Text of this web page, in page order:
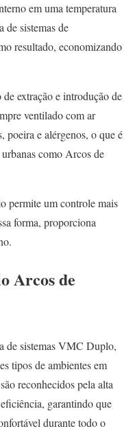
em uma temperatura
de sistemas de
resultado, economizando
extração e introdução de
ventilado com ar
e alérgenos, o que é
como Arcos de
permite um controle mais
forma, proporciona
Arcos de
de sistemas VMC Duplo,
tipos de ambientes em
reconhecidos pela alta
garantindo que
durante todo o